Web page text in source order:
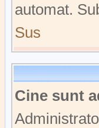
automat.
Sus
Cine sunt